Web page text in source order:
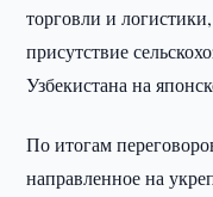
торговли и
присутствие
Узбекистана на
По итогам
направленное на